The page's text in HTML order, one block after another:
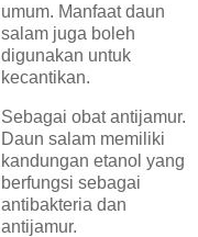
umum. Manfaat daun
salam juga boleh
digunakan untuk
kecantikan.
Sebagai obat antijamur.
Daun salam memiliki
kandungan etanol yang
berfungsi sebagai
antibakteria dan
antijamur.